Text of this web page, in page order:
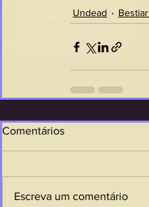
Undead
Comentários
Escreva um comentário